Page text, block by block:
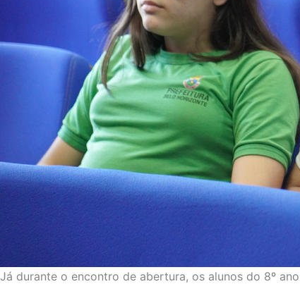
Já durante o encontro de abertura, os alunos do 8º